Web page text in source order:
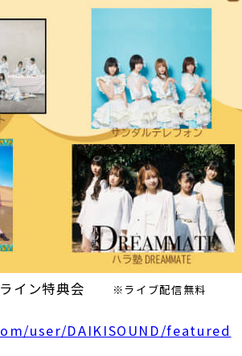
ライン特典会 ※ライブ配信無料
user/DAIKISOUND/featured